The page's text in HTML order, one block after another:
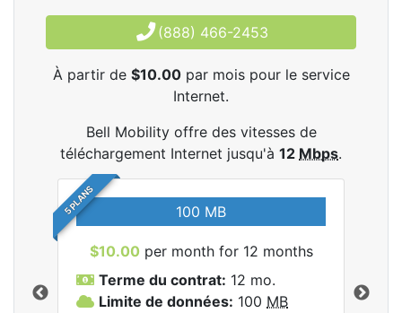
(888) 466-2453
À partir de $10.00par mois pour le service
Internet.
Bell Mobility offre des vitesses de
téléchargement Internet jusqu'à 12 Mbps.
5 PLANS 100 MB
$10.00 per month for 12 months
Terme du contrat: 12 mo.
Limite de données: 100 MB